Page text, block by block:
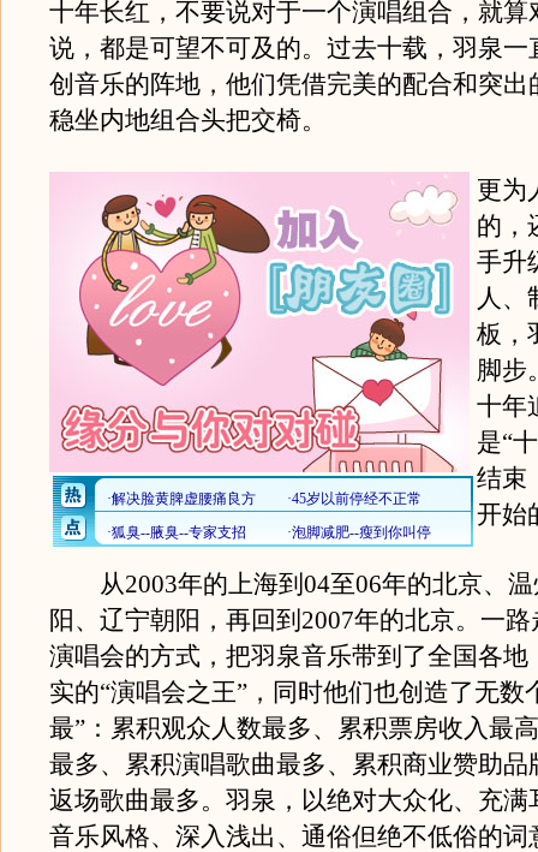
十年长红，不要说对于一个演唱组合，就算
说，都是可望不可及的。过去十载，羽泉一
创音乐的阵地，他们凭借完美的配合和突出
稳坐内地组合头把交椅。
更为
的，
手升
人、
板，
脚步
十年
是“
结束
开始
从2003年的上海到04至06年的北京、温
阳、辽宁朝阳，再回到2007年的北京。一路
演唱会的方式，把羽泉音乐带到了全国各地
实的“演唱会之王”，同时他们也创造了无数
最”：累积观众人数最多、累积票房收入最
最多、累积演唱歌曲最多、累积商业赞助品
返场歌曲最多。羽泉，以绝对大众化、充满
音乐风格、深入浅出、通俗但绝不低俗的词